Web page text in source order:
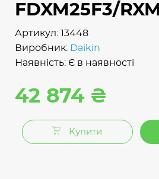
FDXM25F3/
Артикул: 13448
Виробник: Daikin
Наявність: Є в наявності
42 874 ₴
Купити